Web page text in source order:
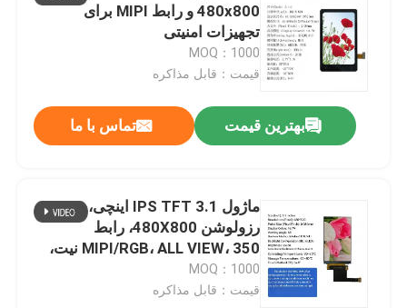
480x800 و رابط MIPI برای
تجهیزات امنیتی
MOQ：1000
قیمت：قابل مذاکره
بهترین قیمت تماس با ما
ماژول IPS TFT 3.1 اینچی،
رزولوشن 480X800، رابط
MIPI/RGB، ALL VIEW، 350 نیت،
نمایش امنیتی با کیفیت بالا
MOQ：1000
قیمت：قابل مذاکره